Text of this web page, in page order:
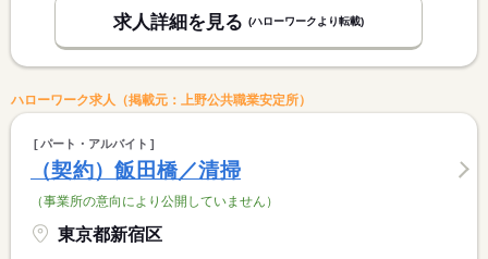
求人詳細を見る (ハローワークより転載)
ハローワーク求人（掲載元：上野公共職業安定所）
パート・アルバイト
（契約）飯田橋／清掃
（事業所の意向により公開していません）
東京都新宿区